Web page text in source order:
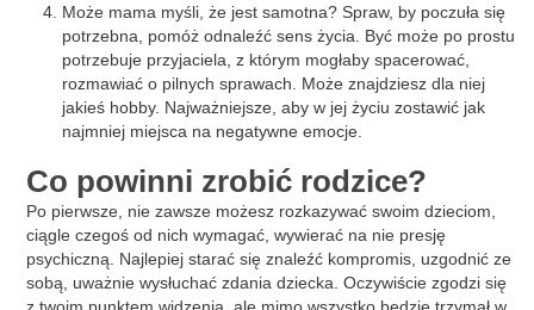
Może mama myśli, że jest samotna? Spraw, by poczuła się
potrzebna, pomóż odnaleźć sens życia. Być może po prostu
potrzebuje przyjaciela, z którym mogłaby spacerować,
rozmawiać o pilnych sprawach. Może znajdziesz dla niej
jakieś hobby. Najważniejsze, aby w jej życiu zostawić jak
najmniej miejsca na negatywne emocje.
Co powinni zrobić rodzice?
Po pierwsze, nie zawsze możesz rozkazywać swoim dzieciom,
ciągle czegoś od nich wymagać, wywierać na nie presję
psychiczną. Najlepiej starać się znaleźć kompromis, uzgodnić ze
sobą, uważnie wysłuchać zdania dziecka. Oczywiście zgodzi się